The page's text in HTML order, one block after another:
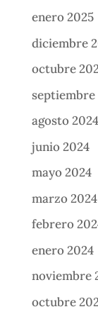
enero 2025
diciembre
octubre
septiembre
agosto 2024
junio 2024
mayo 2024
marzo 2024
febrero
enero 2024
noviembre
octubre